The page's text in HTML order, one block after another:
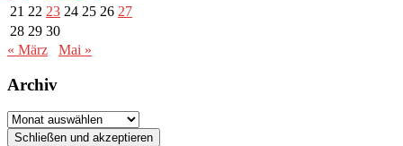
21 22 23 24 25 26 27
28 29 30
« März
Mai »
Archiv
Archiv